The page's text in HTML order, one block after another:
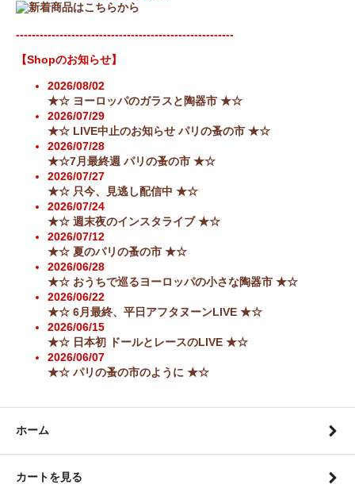
-------------------------------------------------------
【Shopのお知らせ】
2026/08/02
★☆ ヨーロッパのガラスと陶器市 ★☆
2026/07/29
★☆ LIVE中止のお知らせ パリの蚤の市 ★☆
2026/07/28
★☆7月最終週 パリの蚤の市 ★☆
2026/07/27
★☆ 只今、見逃し配信中 ★☆
2026/07/24
★☆ 週末夜のインスタライブ ★☆
2026/07/12
★☆ 夏のパリの蚤の市 ★☆
2026/06/28
★☆ おうちで巡るヨーロッパの小さな陶器市 ★☆
2026/06/22
★☆ 6月最終、平日アフタヌーンLIVE ★☆
2026/06/15
★☆ 日本初 ドールとレースのLIVE ★☆
2026/06/07
★☆ パリの蚤の市のように ★☆
ホーム
カートを見る